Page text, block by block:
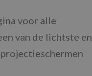
voor alle
van de lichtste en